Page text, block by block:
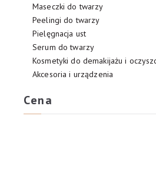
Maseczki do twarzy
Peelingi do twarzy
Pielęgnacja ust
Serum do twarzy
Kosmetyki do demakijażu i
Akcesoria i urządzenia
Cena